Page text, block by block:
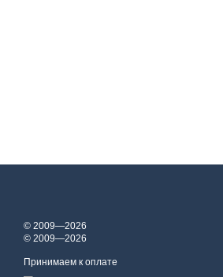
© 2009—2026
© 2009—2026
Принимаем к оплате